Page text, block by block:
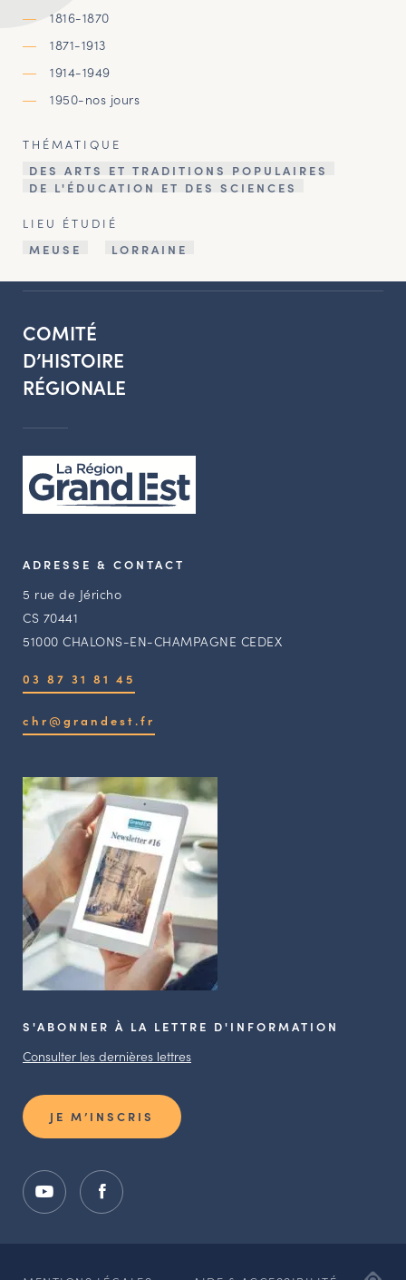
1816-1870
1871-1913
1914-1949
1950-nos jours
THÉMATIQUE
DES ARTS ET TRADITIONS POPULAIRES
DE L'ÉDUCATION ET DES SCIENCES
LIEU ÉTUDIÉ
MEUSE
LORRAINE
COMITÉ
D’HISTOIRE
RÉGIONALE
ADRESSE & CONTACT
5 rue de Jéricho
CS 70441
51000 CHALONS-EN-CHAMPAGNE CEDEX
03 87 31 81 45
chr@grandest.fr
S'ABONNER À LA LETTRE D'INFORMATION
Consulter les dernières lettres
JE M’INSCRIS